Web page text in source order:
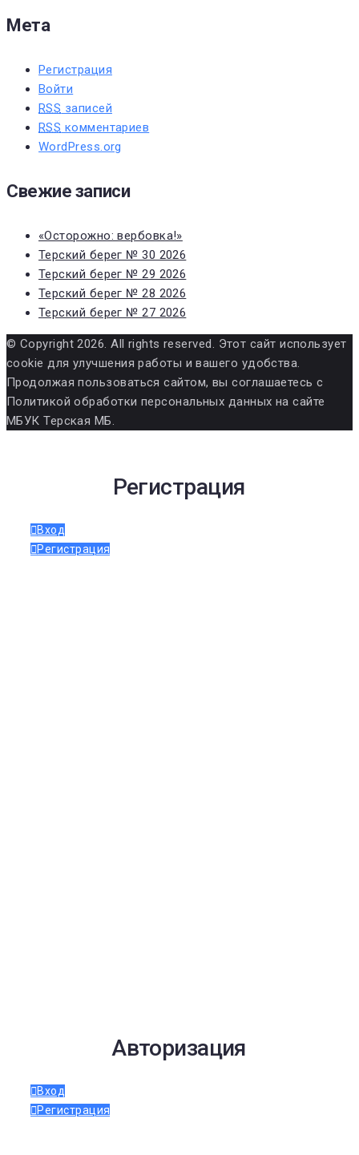
Мета
Регистрация
Войти
RSS записей
RSS комментариев
WordPress.org
Свежие записи
«Осторожно: вербовка!»
Терский берег № 30 2026
Терский берег № 29 2026
Терский берег № 28 2026
Терский берег № 27 2026
© Copyright 2026. All rights reserved. Этот сайт использует
cookie для улучшения работы и вашего удобства.
Продолжая пользоваться сайтом, вы соглашаетесь с
Политикой обработки персональных данных на сайте
МБУК Терская МБ.
Регистрация
Вход
Регистрация
Авторизация
Вход
Регистрация